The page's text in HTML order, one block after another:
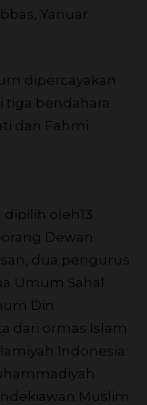
Yanuar
dipercayakan
tiga bendahara
dan Fahmi
dipilih oleh13
Dewan
dua pengurus
Umum Sahal
Din
dari ormas Islam
Indonesia
Muslim